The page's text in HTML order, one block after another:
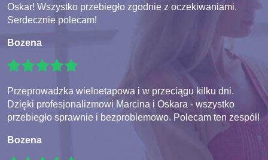
Oskar! Wszystko przebiegło zgodnie z oczekiwaniami.
Serdecznie polecam!
Bozena
Przeprowadzka wieloetapowa i w przeciągu kilku dni.
Dzięki profesjonalizmowi Marcina i Oskara - wszystko
przebiegło sprawnie i bezproblemowo. Polecam ten zespół!
Bozena